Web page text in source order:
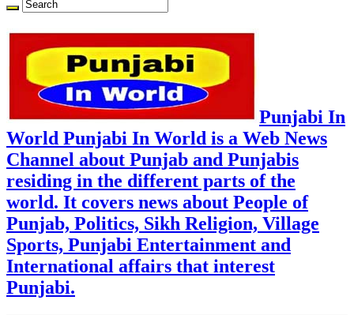
Punjabi In
World Punjabi In World is a Web News
Channel about Punjab and Punjabis
residing in the different parts of the
world. It covers news about People of
Punjab, Politics, Sikh Religion, Village
Sports, Punjabi Entertainment and
International affairs that interest
Punjabi.